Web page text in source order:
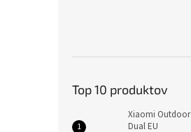
Top 10 produktov
Xiaomi Outdoor
Dual EU